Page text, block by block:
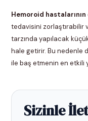
Hemoroid hastalarının
tedavisini zorlaştırabilir
tarzında yapılacak
hale getirir. Bu nedenle
ile baş etmenin en etkili
Sizinle